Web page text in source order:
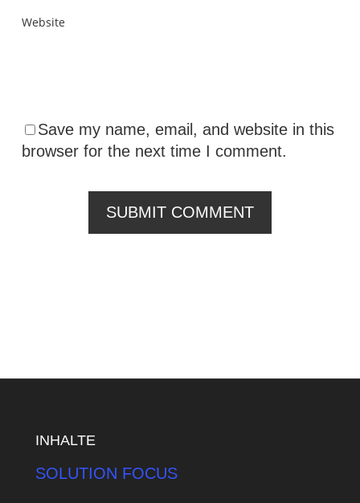
Website
Save my name, email, and website in this
browser for the next time I comment.
INHALTE
SOLUTION FOCUS